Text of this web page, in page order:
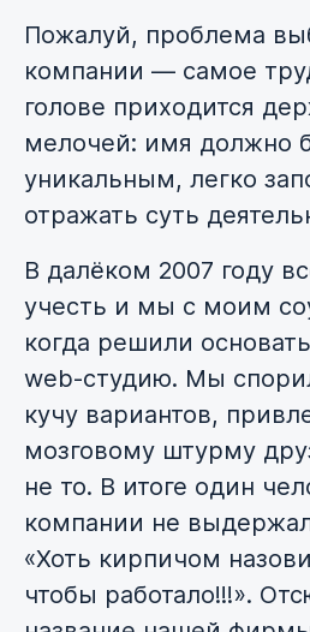
Пожалуй, проблема
компании — самое
голове приходится
мелочей: имя должно
уникальным, легко
отражать суть
В далёком 2007 году
учесть и мы с моим
когда решили
web-студию. Мы
кучу вариантов,
мозговому штурму
не то. В итоге один
компании не
«Хоть кирпичом
чтобы работало!!!».